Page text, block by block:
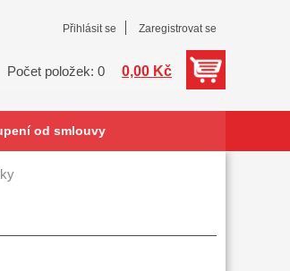
Přihlásit se Zaregistrovat se
Počet položek: 0 0,00 Kč
od smlouvy